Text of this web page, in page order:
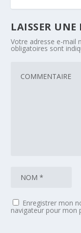
LAISSER UNE
Votre adresse e-mail
obligatoires sont
Enregistrer mon
navigateur pour mon